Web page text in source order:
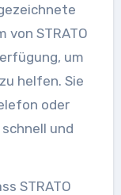
von STRATO
um
helfen. Sie
oder
und
STRATO